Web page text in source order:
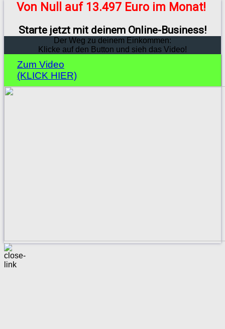
Von Null auf 13.497 Euro im Monat!
Starte jetzt mit deinem Online-Business!
Der Weg zu deinem Einkommen:
Klicke auf den Button und sieh das Video!
Zum Video
(KLICK HIER)